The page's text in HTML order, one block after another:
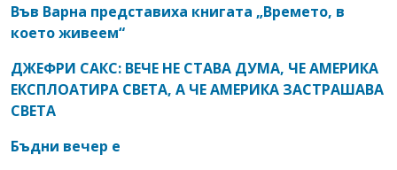
Във Варна представиха книгата „Времето, в
което живеем“
ДЖЕФРИ САКС: ВЕЧЕ НЕ СТАВА ДУМА, ЧЕ АМЕРИКА
ЕКСПЛОАТИРА СВЕТА, А ЧЕ АМЕРИКА ЗАСТРАШАВА
СВЕТА
Бъдни вечер е